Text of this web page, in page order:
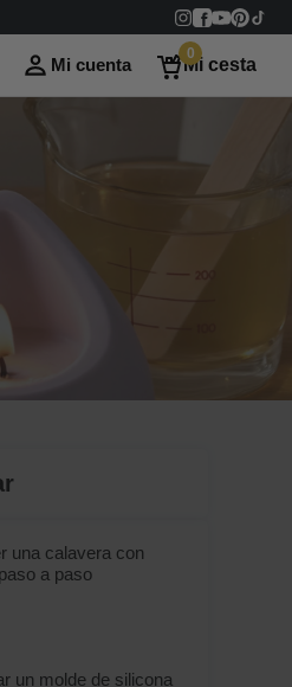
Mi cuenta Mi cesta
0
una calavera con
a paso
un molde de silicona